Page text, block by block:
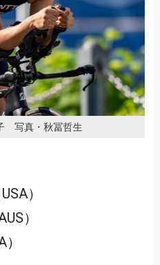
写真・秋冨哲生
）
）